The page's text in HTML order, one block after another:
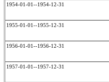
1954-01-01--1954-12-31
1955-01-01--1955-12-31
1956-01-01--1956-12-31
1957-01-01--1957-12-31